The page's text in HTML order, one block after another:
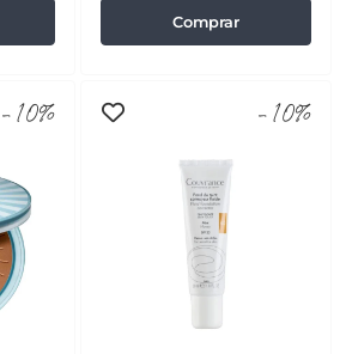
Comprar
-10% -10%